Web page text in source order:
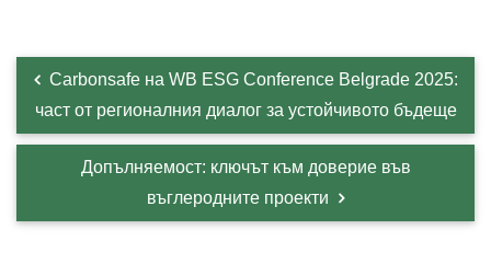
Carbonsafe на WB ESG Conference Belgrade 2025:
част от регионалния диалог за устойчивото бъдеще
Допълняемост: ключът към доверие във
въглеродните проекти